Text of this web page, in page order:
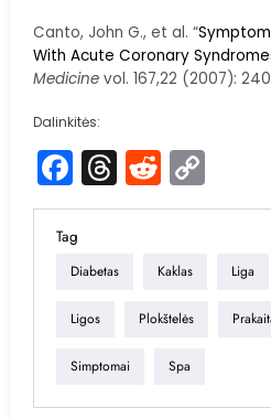
Canto, John G., et al. “
With Acute Coronary
Medicine vol. 167,22 (2007):
Dalinkitės:
Facebook
Threads
Reddit
Link
Tag
Diabetas Kaklas Liga
Ligos Plokštelės
Simptomai Spa